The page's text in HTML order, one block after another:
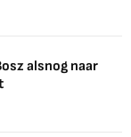
alsnog naar